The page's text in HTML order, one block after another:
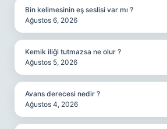
Bin kelimesinin eş seslisi var mı ?
Ağustos 6, 2026
Kemik iliği tutmazsa ne olur ?
Ağustos 5, 2026
Avans derecesi nedir ?
Ağustos 4, 2026